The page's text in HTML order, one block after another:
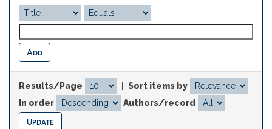
Results/Page
Sort items by
In order
Authors/record